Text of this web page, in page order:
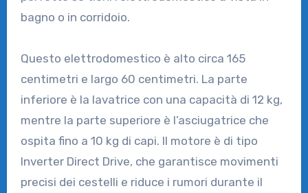
bagno o in corridoio.
Questo elettrodomestico è alto circa 165
centimetri e largo 60 centimetri. La parte
inferiore è la lavatrice con una capacità di 12 kg,
mentre la parte superiore è l’asciugatrice che
ospita fino a 10 kg di capi. Il motore è di tipo
Inverter Direct Drive, che garantisce movimenti
precisi dei cestelli e riduce i rumori durante il